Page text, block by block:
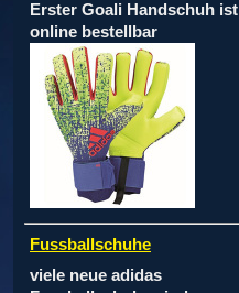
Erster Goali Handschuh ist
online bestellbar
Fussballschuhe
viele neue adidas